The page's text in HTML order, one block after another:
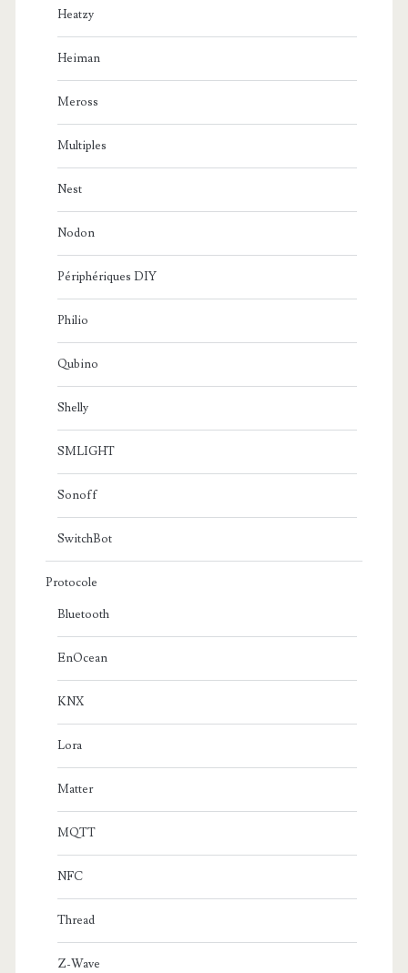
Heatzy
Heiman
Meross
Multiples
Nest
Nodon
Périphériques DIY
Philio
Qubino
Shelly
SMLIGHT
Sonoff
SwitchBot
Protocole
Bluetooth
EnOcean
KNX
Lora
Matter
MQTT
NFC
Thread
Z-Wave